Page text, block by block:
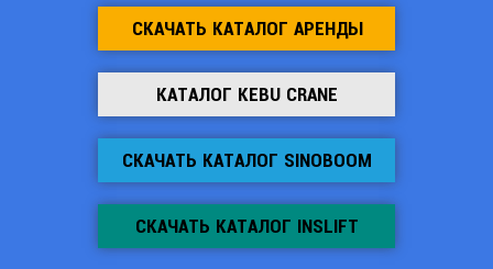
СКАЧАТЬ КАТАЛОГ АРЕНДЫ
КАТАЛОГ KEBU CRANE
СКАЧАТЬ КАТАЛОГ SINOBOOM
СКАЧАТЬ КАТАЛОГ INSLIFT